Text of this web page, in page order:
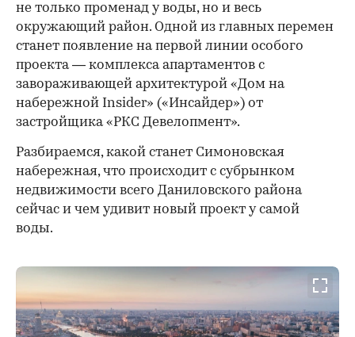
не только променад у воды, но и весь
окружающий район. Одной из главных перемен
станет появление на первой линии особого
проекта — комплекса апартаментов с
завораживающей архитектурой «Дом на
набережной Insider» («Инсайдер») от
застройщика «РКС Девелопмент».
Разбираемся, какой станет Симоновская
набережная, что происходит с субрынком
недвижимости всего Даниловского района
сейчас и чем удивит новый проект у самой
воды.